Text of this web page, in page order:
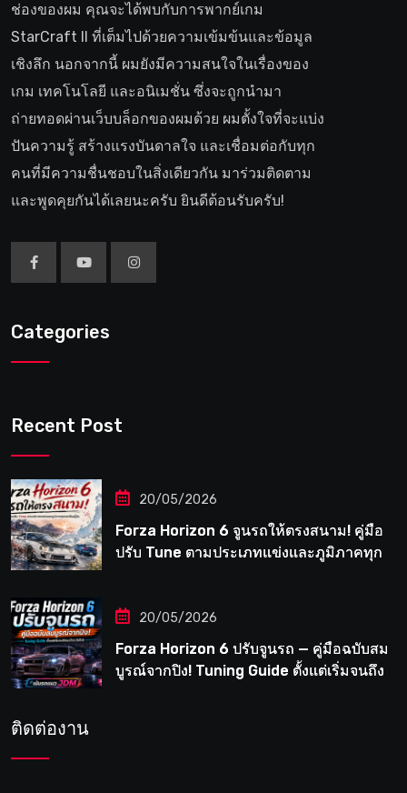
ช่องของผม คุณจะได้พบกับการพากย์เกม
StarCraft II ที่เต็มไปด้วยความเข้มข้นและข้อมูล
เชิงลึก นอกจากนี้ ผมยังมีความสนใจในเรื่องของ
เกม เทคโนโลยี และอนิเมชั่น ซึ่งจะถูกนำมา
ถ่ายทอดผ่านเว็บบล็อกของผมด้วย ผมตั้งใจที่จะแบ่ง
ปันความรู้ สร้างแรงบันดาลใจ และเชื่อมต่อกับทุก
คนที่มีความชื่นชอบในสิ่งเดียวกัน มาร่วมติดตาม
และพูดคุยกันได้เลยนะครับ ยินดีต้อนรับครับ!
Categories
Recent Post
20/05/2026
Forza Horizon 6 จูนรถให้ตรงสนาม! คู่มือ
ปรับ Tune ตามประเภทแข่งและภูมิภาคทุก
20/05/2026
Forza Horizon 6 ปรับจูนรถ — คู่มือฉบับสม
บูรณ์จากปิง! Tuning Guide ตั้งแต่เริ่มจนถึง
ติดต่องาน